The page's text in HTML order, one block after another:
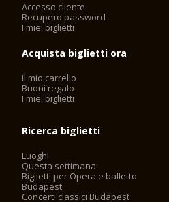
Accesso cliente
Recupero password
I miei biglietti
Acquista biglietti ora
Il mio carrello
Buoni regalo
I miei biglietti
Ricerca biglietti
Luoghi
Questa settimana
Biglietti per Opera e balletto
Budapest
Concerti classici Budapest